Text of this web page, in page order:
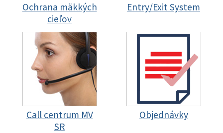
Ochrana mäkkých
cieľov
Entry/Exit System
Call centrum MV
SR
Objednávky